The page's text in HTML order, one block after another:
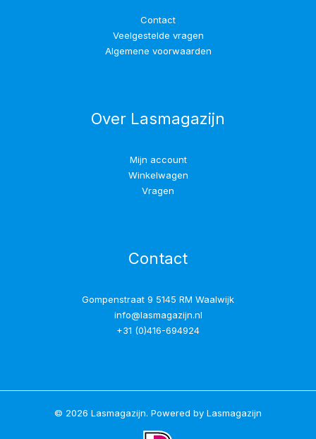
Contact
Veelgestelde vragen
Algemene voorwaarden
Over Lasmagazijn
Mijn account
Winkelwagen
Vragen
Contact
Gompenstraat 9 5145 RM Waalwijk
info@lasmagazijn.nl
+31 (0)416-694924
© 2026 Lasmagazijn. Powered by Lasmagazijn